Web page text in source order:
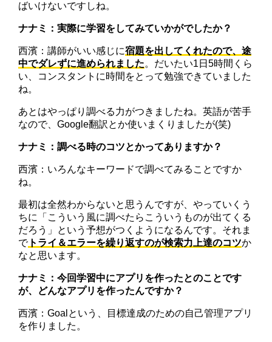
ばいけないですしね。
ナナミ：実際に学習をしてみていかがでしたか？
西濱：講師がいい感じに宿題を出してくれたので、途
中でダレずに進められました。だいたい1日5時間くら
い、コンスタントに時間をとって勉強できていました
ね。
あとはやっぱり調べる力がつきましたね。英語が苦手
なので、Google翻訳とか使いまくりましたが(笑)
ナナミ：調べる時のコツとかってありますか？
西濱：いろんなキーワードで調べてみることですか
ね。
最初は全然わからないと思うんですが、やっていくう
ちに「こういう風に調べたらこういうものが出てくる
だろう」という予想がつくようになるんです。それま
でトライ＆エラーを繰り返すのが検索力上達のコツか
なと思います。
ナナミ：今回学習中にアプリを作ったとのことです
が、どんなアプリを作ったんですか？
西濱：Goalという、目標達成のための自己管理アプリ
を作りました。